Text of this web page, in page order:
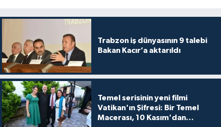
Trabzon iş dünyasının 9 talebi
Bakan Kacır’a aktarıldı
Temel serisinin yeni filmi
Vatikan'ın Şifresi: Bir Temel
Macerası, 10 Kasım'dan